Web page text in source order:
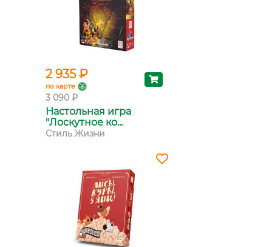
2 935 ₽
по карте
3 090 ₽
Настольная игра
"Лоскутное ко...
Стиль Жизни